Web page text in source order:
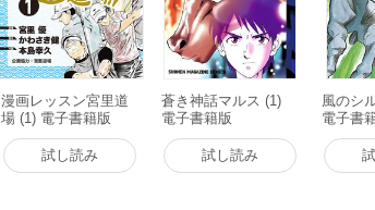
漫画レッスン宮里道
場 (1) 電子書籍版
試し読み
蒼き神話マルス (1)
電子書籍版
試し読み
風のシ
電子書